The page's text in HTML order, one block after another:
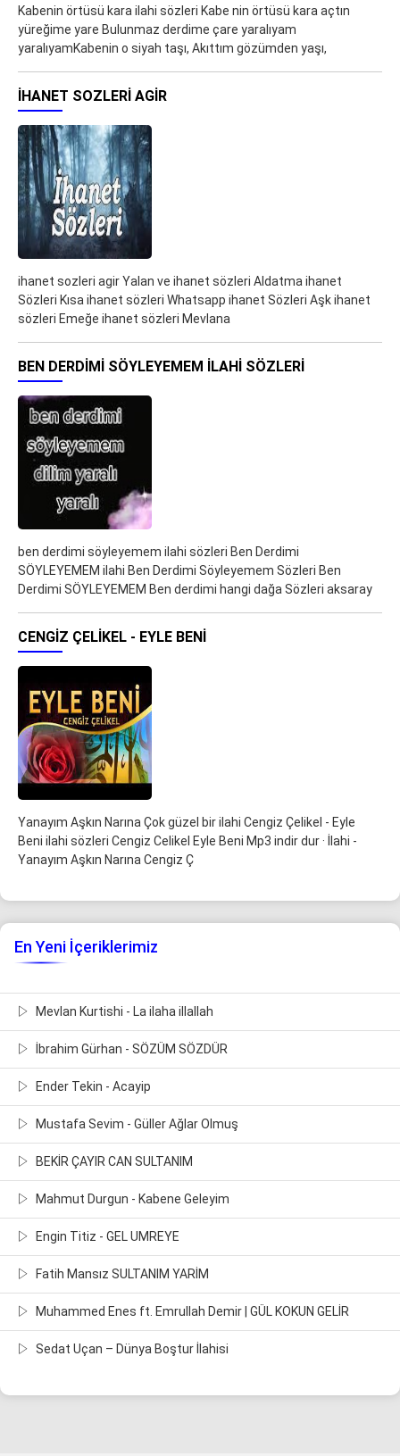
Kabenin örtüsü kara ilahi sözleri Kabe nin örtüsü kara açtın
yüreğime yare Bulunmaz derdime çare yaralıyam
yaralıyamKabenin o siyah taşı, Akıttım gözümden yaşı,
IHANET SOZLERI AGIR
ihanet sozleri agir Yalan ve ihanet sözleri Aldatma ihanet
Sözleri Kısa ihanet sözleri Whatsapp ihanet Sözleri Aşk ihanet
sözleri Emeğe ihanet sözleri Mevlana
BEN DERDIMI SÖYLEYEMEM ILAHI SÖZLERI
ben derdimi söyleyemem ilahi sözleri Ben Derdimi
SÖYLEYEMEM ilahi Ben Derdimi Söyleyemem Sözleri Ben
Derdimi SÖYLEYEMEM Ben derdimi hangi dağa Sözleri aksaray
CENGIZ ÇELIKEL - EYLE BENI
Yanayım Aşkın Narına Çok güzel bir ilahi Cengiz Çelikel - Eyle
Beni ilahi sözleri Cengiz Celikel Eyle Beni Mp3 indir dur · İlahi -
Yanayım Aşkın Narına Cengiz Ç
En Yeni İçeriklerimiz
Mevlan Kurtishi - La ilaha illallah
İbrahim Gürhan - SÖZÜM SÖZDÜR
Ender Tekin - Acayip
Mustafa Sevim - Güller Ağlar Olmuş
BEKİR ÇAYIR CAN SULTANIM
Mahmut Durgun - Kabene Geleyim
Engin Titiz - GEL UMREYE
Fatih Mansız SULTANIM YARİM
Muhammed Enes ft. Emrullah Demir | GÜL KOKUN GELİR
Sedat Uçan – Dünya Boştur İlahisi